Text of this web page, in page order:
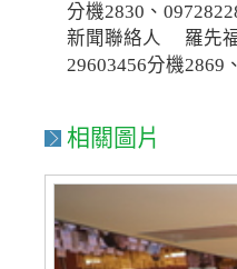
分機2830、
新聞聯絡人 羅先
29603456分機2869
相關圖片